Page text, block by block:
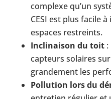
complexe qu’un
CESI est plus facile
espaces restreints.
Inclinaison du toit:
capteurs solaires
grandement les
Pollution lors du